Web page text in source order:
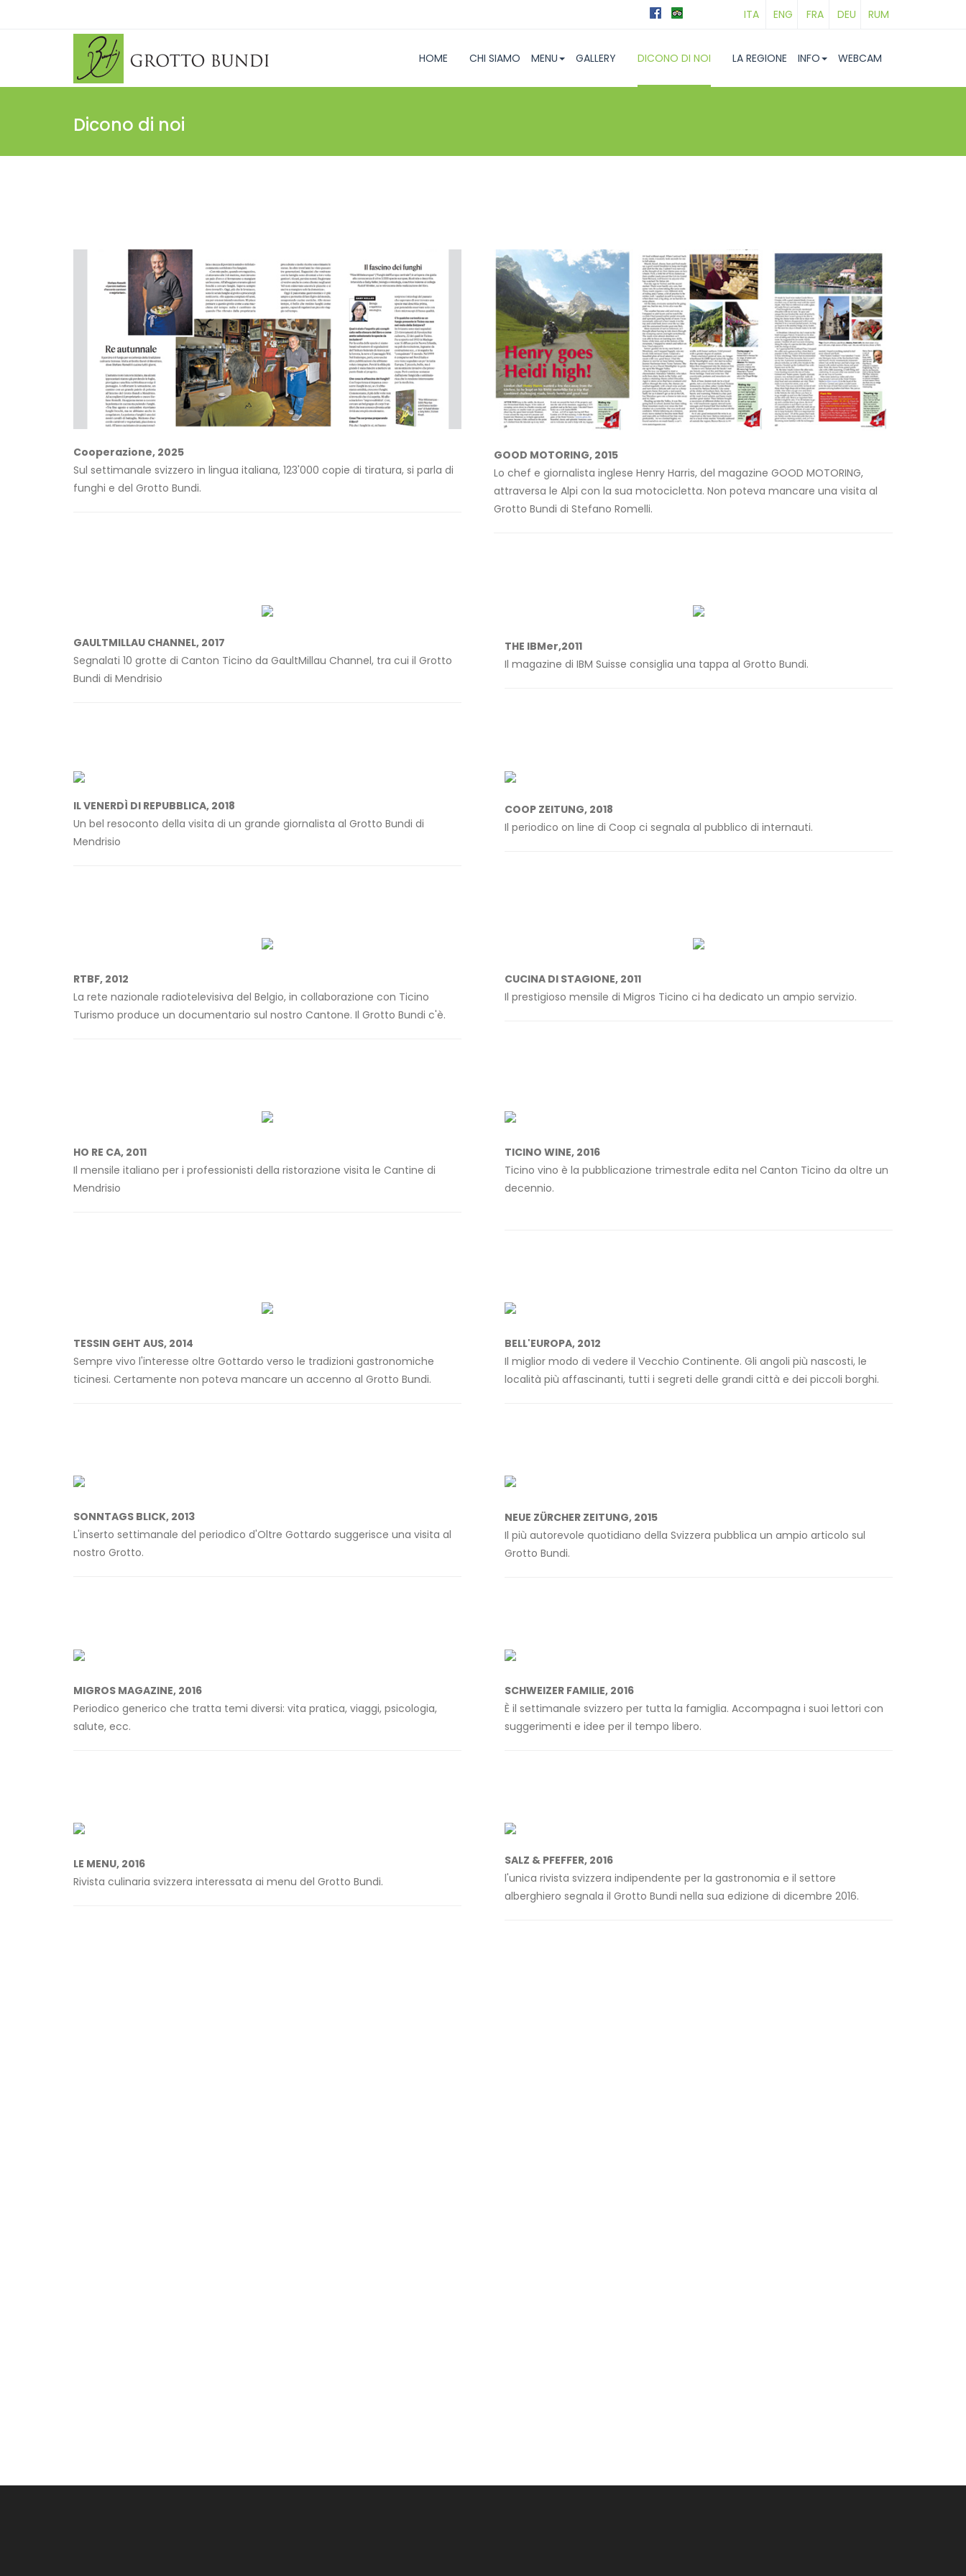
ITA ENG FRA DEU RUM
HOME CHI SIAMO MENU GALLERY DICONO DI NOI LA REGIONE INFO WEBCAM
Dicono di noi
Cooperazione, 2025
Sul settimanale svizzero in lingua italiana, 123'000 copie di tiratura, si parla di
funghi e del Grotto Bundi.
GOOD MOTORING, 2015
Lo chef e giornalista inglese Henry Harris, del magazine GOOD MOTORING,
attraversa le Alpi con la sua motocicletta. Non poteva mancare una visita al
Grotto Bundi di Stefano Romelli.
GAULTMILLAU CHANNEL, 2017
Segnalati 10 grotte di Canton Ticino da GaultMillau Channel, tra cui il Grotto
Bundi di Mendrisio
THE IBMer,2011
Il magazine di IBM Suisse consiglia una tappa al Grotto Bundi.
IL VENERDÌ DI REPUBBLICA, 2018
Un bel resoconto della visita di un grande giornalista al Grotto Bundi di
Mendrisio
COOP ZEITUNG, 2018
Il periodico on line di Coop ci segnala al pubblico di internauti.
RTBF, 2012
La rete nazionale radiotelevisiva del Belgio, in collaborazione con Ticino
Turismo produce un documentario sul nostro Cantone. Il Grotto Bundi c'è.
CUCINA DI STAGIONE, 2011
Il prestigioso mensile di Migros Ticino ci ha dedicato un ampio servizio.
HO RE CA, 2011
Il mensile italiano per i professionisti della ristorazione visita le Cantine di
Mendrisio
TICINO WINE, 2016
Ticino vino è la pubblicazione trimestrale edita nel Canton Ticino da oltre un
decennio.
TESSIN GEHT AUS, 2014
Sempre vivo l'interesse oltre Gottardo verso le tradizioni gastronomiche
ticinesi. Certamente non poteva mancare un accenno al Grotto Bundi.
BELL'EUROPA, 2012
Il miglior modo di vedere il Vecchio Continente. Gli angoli più nascosti, le
località più affascinanti, tutti i segreti delle grandi città e dei piccoli borghi.
SONNTAGS BLICK, 2013
L'inserto settimanale del periodico d'Oltre Gottardo suggerisce una visita al
nostro Grotto.
NEUE ZÜRCHER ZEITUNG, 2015
Il più autorevole quotidiano della Svizzera pubblica un ampio articolo sul
Grotto Bundi.
MIGROS MAGAZINE, 2016
Periodico generico che tratta temi diversi: vita pratica, viaggi, psicologia,
salute, ecc.
SCHWEIZER FAMILIE, 2016
È il settimanale svizzero per tutta la famiglia. Accompagna i suoi lettori con
suggerimenti e idee per il tempo libero.
LE MENU, 2016
Rivista culinaria svizzera interessata ai menu del Grotto Bundi.
SALZ & PFEFFER, 2016
l'unica rivista svizzera indipendente per la gastronomia e il settore
alberghiero segnala il Grotto Bundi nella sua edizione di dicembre 2016.